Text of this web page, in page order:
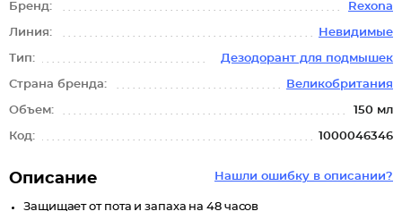
Бренд: Rexona
Линия: Невидимые
Тип: Дезодорант для подмышек
Страна бренда: Великобритания
Объем: 150 мл
Код: 1000046346
Нашли ошибку в описании?
Описание
Защищает от пота и запаха на 48 часов